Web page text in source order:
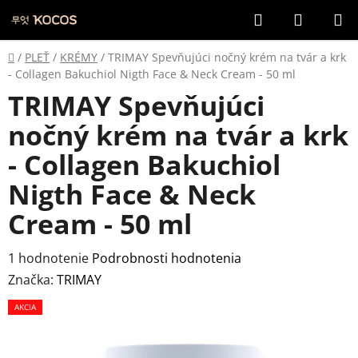
na
obsah
Hľadať
KOŠÍK
Domov
/ PLEŤ / KRÉMY / TRIMAY Spevňujúci nočný krém na tvár a krk
- Collagen Bakuchiol Nigth Face & Neck Cream - 50 ml
TRIMAY Spevňujúci
nočný krém na tvár a krk
- Collagen Bakuchiol
Nigth Face & Neck
Cream - 50 ml
Priemerné
hodnotenie
produktu
1 hodnotenie Podrobnosti hodnotenia
Značka: TRIMAY
AKCIA